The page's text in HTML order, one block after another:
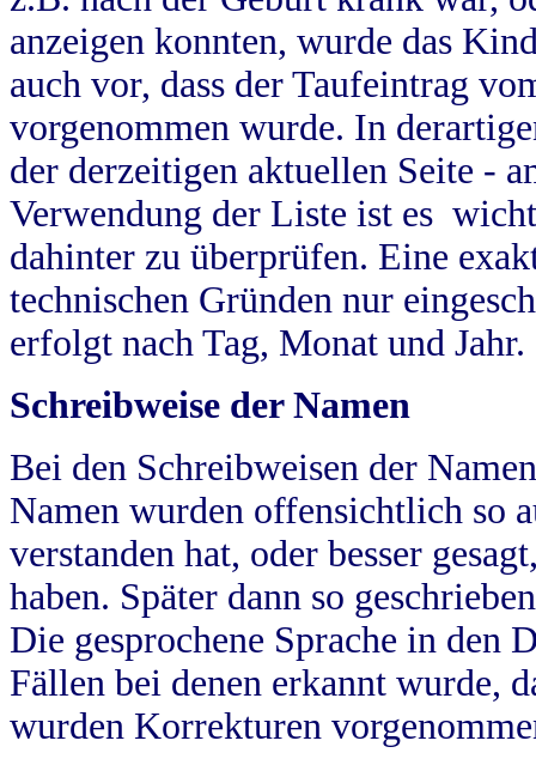
anzeigen konnten, wurde das
auch vor, dass der Taufeintrag
vorgenommen wurde. In
der derzeitigen aktuellen Seite -
Verwendung der Liste ist es
dahinter zu überprüfen. Eine
technischen Gründen nur
erfolgt nach Tag, Monat und Jahr.
Schreibweise der Namen
Bei den Schreibweisen der
Namen wurden offensichtlich so
verstanden hat, oder besser
haben. Später dann so
Die gesprochene Sprache in
Fällen bei denen erkannt wurde,
wurden Korrekturen